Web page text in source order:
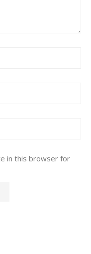
in this browser for